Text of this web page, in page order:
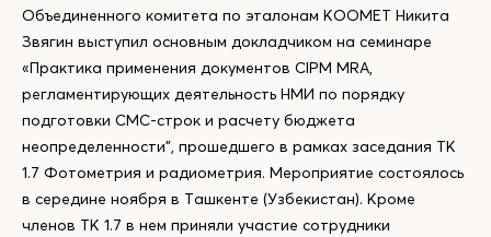
Объединенного комитета по эталонам КООМЕТ Никита
Звягин выступил основным докладчиком на семинаре
«Практика применения документов CIPM MRA,
регламентирующих деятельность НМИ по порядку
подготовки СМС-строк и расчету бюджета
неопределенности", прошедшего в рамках заседания ТК
1.7 Фотометрия и радиометрия. Мероприятие состоялось
в середине ноября в Ташкенте (Узбекистан). Кроме
членов ТК 1.7 в нем приняли участие сотрудники